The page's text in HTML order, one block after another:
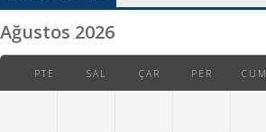
Ağustos 2026
PTE SAL ÇAR PER CUM